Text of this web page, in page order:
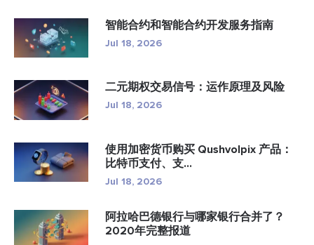
智能合约和智能合约开发服务指南
Jul 18, 2026
二元期权交易信号：运作原理及风险
Jul 18, 2026
使用加密货币购买 Qushvolpix 产品：
比特币支付、支...
Jul 18, 2026
阿拉哈巴德银行与哪家银行合并了？
2020年完整报道